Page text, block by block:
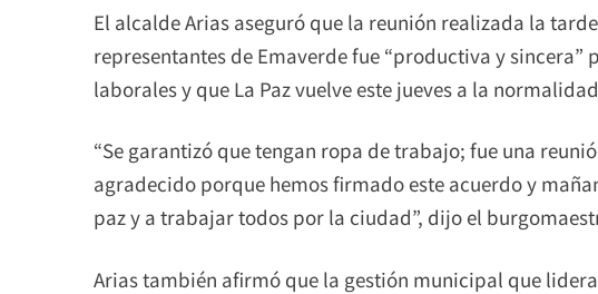
El alcalde Arias aseguró que la reunión realizada la
representantes de Emaverde fue “productiva y sincera”
laborales y que La Paz vuelve este jueves a la
“Se garantizó que tengan ropa de trabajo; fue una
agradecido porque hemos firmado este acuerdo y
paz y a trabajar todos por la ciudad”, dijo el
Arias también afirmó que la gestión municipal que